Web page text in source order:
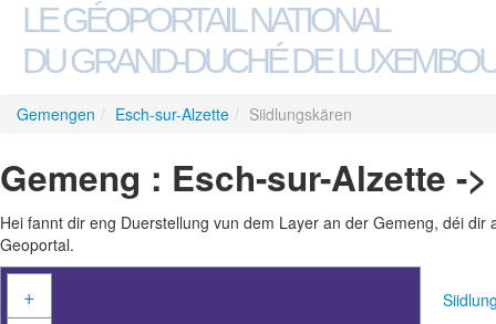
LE GÉOPORTAIL NATIONAL
DU GRAND-DUCHÉ DE
Gemengen / Esch-sur-Alzette / Siidlungskären
Gemeng : Esch-sur-Alzette -
Hei fannt dir eng Duerstellung vun dem Layer an der Gemeng, déi
Geoportal.
+